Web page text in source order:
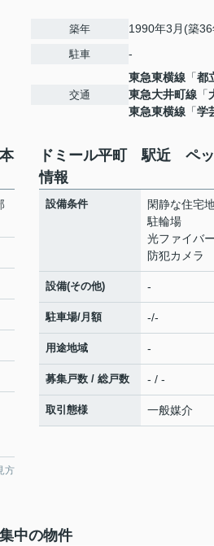
築年 1990年3月(築36
駐車 -
交通
東急東横線 「都
東急大井町線 「
東急東横線 「学
方
ドミール平町 駅近 ペ
情報
設備条件
閑静な住宅
駐輪場
光ファイバー
防犯カメラ
設備(その他) -
駐車場/月額 -/-
用途地域 -
募集戸数 / 総戸数 - / -
取引態様 一般媒介
中の物件